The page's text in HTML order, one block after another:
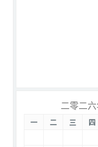
二零二
一 二 三 四